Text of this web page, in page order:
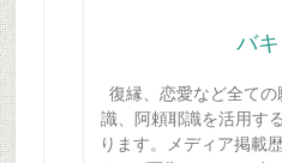
バ
復縁、恋愛など全て
識、阿頼耶識を活用す
ります。メディア掲載